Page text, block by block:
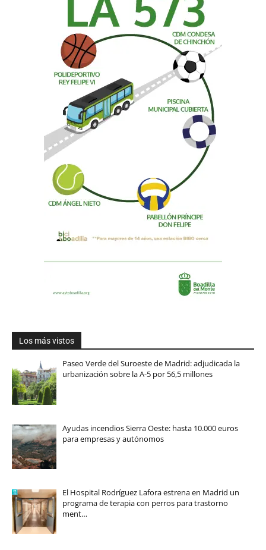
Los más vistos
Paseo Verde del Suroeste de Madrid: adjudicada la
urbanización sobre la A-5 por 56,5 millones
Ayudas incendios Sierra Oeste: hasta 10.000 euros
para empresas y autónomos
El Hospital Rodríguez Lafora estrena en Madrid un
programa de terapia con perros para trastorno
ment…